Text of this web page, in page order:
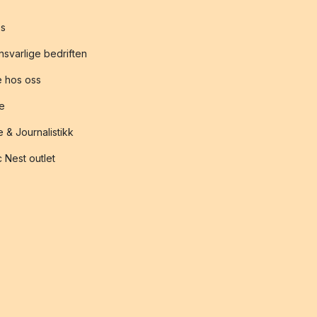
bedriften
hos oss
& Journalistikk
Nest outlet